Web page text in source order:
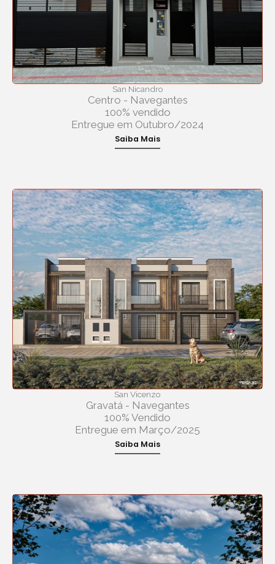
San Nicandro
Centro - Navegantes
100% vendido
Entregue em Outubro/2024
Saiba Mais
San Vicenzo
Gravatá - Navegantes
100% Vendido
Entregue em Março/2025
Saiba Mais